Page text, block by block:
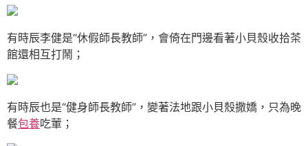
有時辰李健是“休假師長教師”，會倚在門邊看著小貝殼收拾茶
館還相互打鬧；
有時辰也是“健身師長教師”，變著法地跟小貝殼撒嬌，只為晚
餐包養吃葷；